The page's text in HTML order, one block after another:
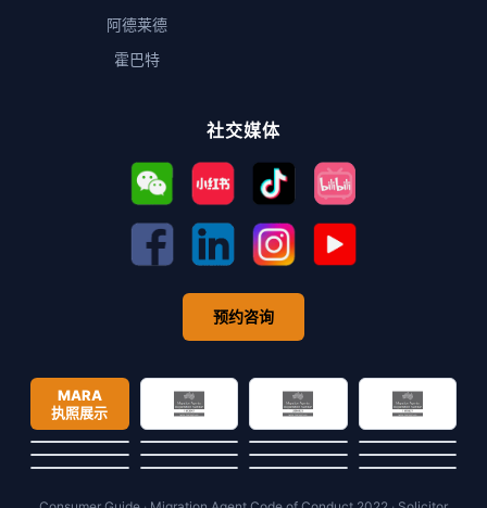
阿德莱德
霍巴特
社交媒体
预约咨询
MARA
执照展示